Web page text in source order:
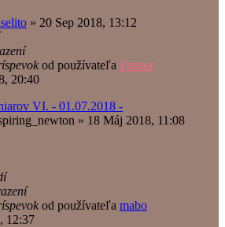
» 20 Sep 2018, 13:12
od používateľa Panzer
20:40
VI. - 01.07.2018 -
» 18 Máj 2018, 11:08
od používateľa mabo
12:37